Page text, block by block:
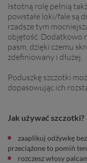
Istotną rolę pełnią
powstałe loki/fale są
rzadsze tym
objętość. Dodatkowo
pasm, dzięki czemu
zdefiniowany i dłużej.
Poduszkę szczotki
dopasowując ich
Jak używać szczotki?
zaaplikuj odżywkę
przeciążone to pomiń
rozczesz włosy